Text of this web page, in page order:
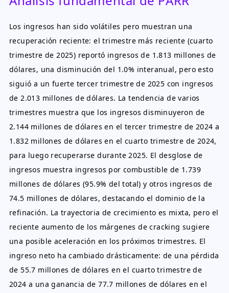
Los ingresos han sido volátiles pero muestran una
recuperación reciente: el trimestre más reciente (cuarto
trimestre de 2025) reportó ingresos de 1.813 millones de
dólares, una disminución del 1.0% interanual, pero esto
siguió a un fuerte tercer trimestre de 2025 con ingresos
de 2.013 millones de dólares. La tendencia de varios
trimestres muestra que los ingresos disminuyeron de
2.144 millones de dólares en el tercer trimestre de 2024 a
1.832 millones de dólares en el cuarto trimestre de 2024,
para luego recuperarse durante 2025. El desglose de
ingresos muestra ingresos por combustible de 1.739
millones de dólares (95.9% del total) y otros ingresos de
74.5 millones de dólares, destacando el dominio de la
refinación. La trayectoria de crecimiento es mixta, pero el
reciente aumento de los márgenes de cracking sugiere
una posible aceleración en los próximos trimestres. El
ingreso neto ha cambiado drásticamente: de una pérdida
de 55.7 millones de dólares en el cuarto trimestre de
2024 a una ganancia de 77.7 millones de dólares en el